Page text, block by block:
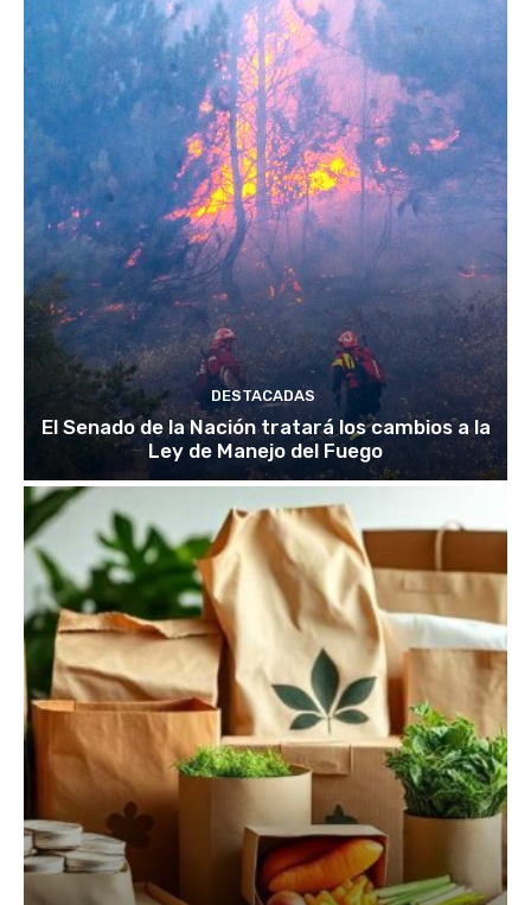
DESTACADAS
El Senado de la Nación tratará los cambios a la
Ley de Manejo del Fuego